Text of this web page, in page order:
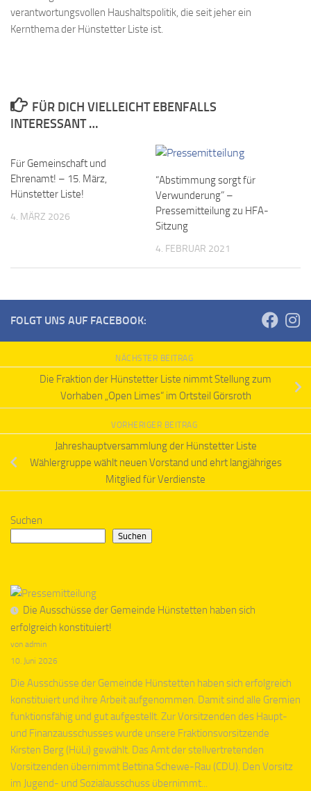
verantwortungsvollen Haushaltspolitik, die seit jeher ein
Kernthema der Hünstetter Liste ist.
FÜR DICH VIELLEICHT EBENFALLS
INTERESSANT …
Für Gemeinschaft und
Ehrenamt! – 15. März,
Hünstetter Liste!
4. MÄRZ 2026
“Abstimmung sorgt für
Verwunderung” –
Pressemitteilung zu HFA-
Sitzung
4. FEBRUAR 2021
FOLGT UNS AUF FACEBOOK:
NÄCHSTER BEITRAG
Die Fraktion der Hünstetter Liste nimmt Stellung zum
Vorhaben „Open Limes“ im Ortsteil Görsroth
VORHERIGER BEITRAG
Jahreshauptversammlung der Hünstetter Liste
Wählergruppe wählt neuen Vorstand und ehrt langjähriges
Mitglied für Verdienste
Suchen
Suchen
Die Ausschüsse der Gemeinde Hünstetten haben sich
erfolgreich konstituiert!
von admin
10. Juni 2026
Die Ausschüsse der Gemeinde Hünstetten haben sich erfolgreich
konstituiert und ihre Arbeit aufgenommen. Damit sind alle Gremien
funktionsfähig und gut aufgestellt. Zur Vorsitzenden des Haupt-
und Finanzausschusses wurde unsere Fraktionsvorsitzende
Kirsten Berg (HüLi) gewählt. Das Amt der stellvertretenden
Vorsitzenden übernimmt Bettina Schewe-Rau (CDU). Den Vorsitz
im Jugend- und Sozialausschuss übernimmt...